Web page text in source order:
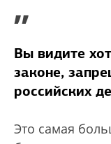
”
Вы видите
законе,
российских
Это самая